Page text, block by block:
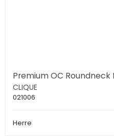
Premium OC Roundneck
CLIQUE
021006
Herre